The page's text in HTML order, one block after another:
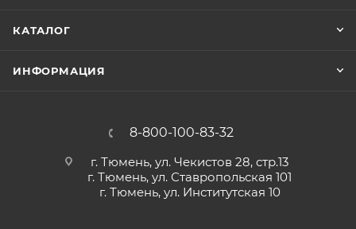
КАТАЛОГ
ИНФОРМАЦИЯ
8-800-100-83-32
г. Тюмень, ул. Чекистов 28, стр.13
г. Тюмень, ул. Ставропольская 101
г. Тюмень, ул. Институтская 10